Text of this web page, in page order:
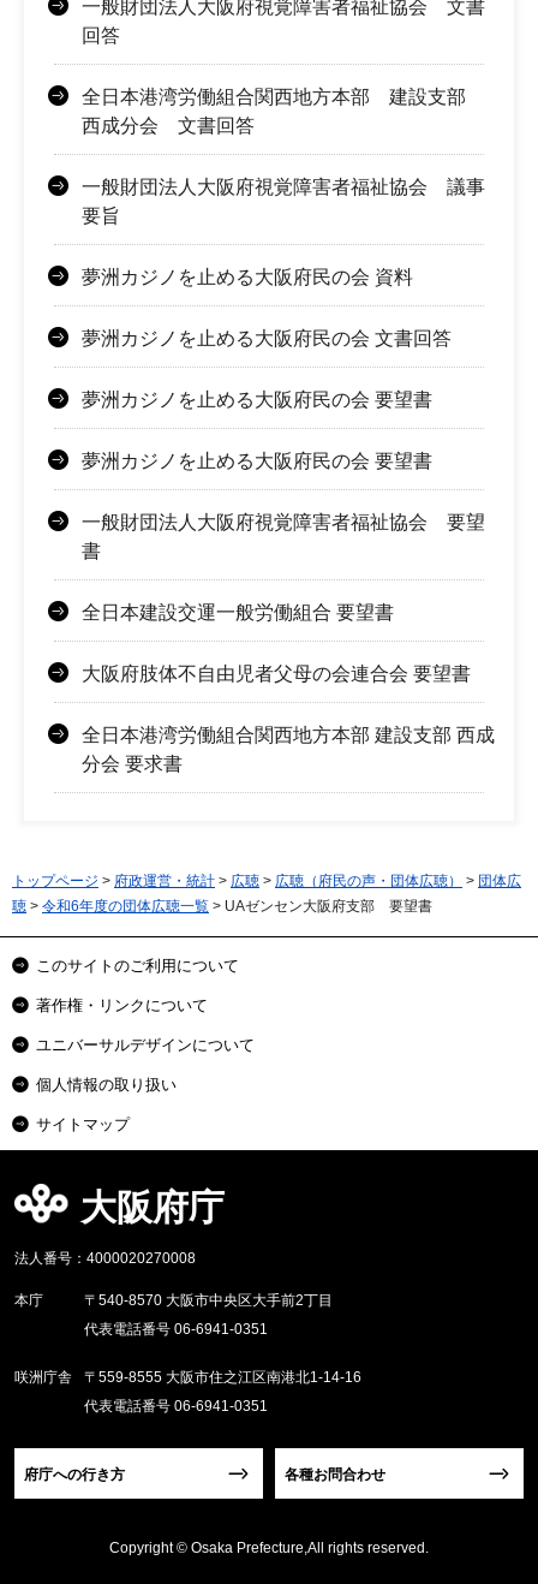
一般財団法人大阪府視覚障害者福祉協会 文書
回答
全日本港湾労働組合関西地方本部 建設支部
西成分会 文書回答
一般財団法人大阪府視覚障害者福祉協会 議事
要旨
夢洲カジノを止める大阪府民の会 資料
夢洲カジノを止める大阪府民の会 文書回答
夢洲カジノを止める大阪府民の会 要望書
夢洲カジノを止める大阪府民の会 要望書
一般財団法人大阪府視覚障害者福祉協会 要望
書
全日本建設交運一般労働組合 要望書
大阪府肢体不自由児者父母の会連合会 要望書
全日本港湾労働組合関西地方本部 建設支部 西成
分会 要求書
トップページ > 府政運営・統計 > 広聴 > 広聴（府民の声・団体広聴） > 団体広
聴 > 令和6年度の団体広聴一覧 > UAゼンセン大阪府支部 要望書
このサイトのご利用について
著作権・リンクについて
ユニバーサルデザインについて
個人情報の取り扱い
サイトマップ
大阪府庁
法人番号：4000020270008
本庁
〒540-8570 大阪市中央区大手前2丁目
代表電話番号 06-6941-0351
咲洲庁舎
〒559-8555 大阪市住之江区南港北1-14-16
代表電話番号 06-6941-0351
府庁への行き方 各種お問合わせ
Copyright © Osaka Prefecture,All rights reserved.